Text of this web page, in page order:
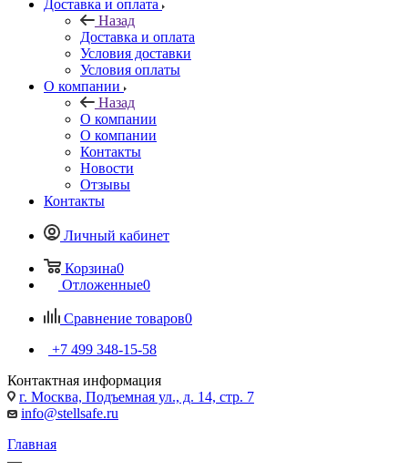
Доставка и оплата
Назад
Доставка и оплата
Условия доставки
Условия оплаты
О компании
Назад
О компании
О компании
Контакты
Новости
Отзывы
Контакты
Личный кабинет
Корзина0
Отложенные0
Сравнение товаров0
+7 499 348-15-58
Контактная информация
г. Москва, Подъемная ул., д. 14, стр. 7
info@stellsafe.ru
Главная
—